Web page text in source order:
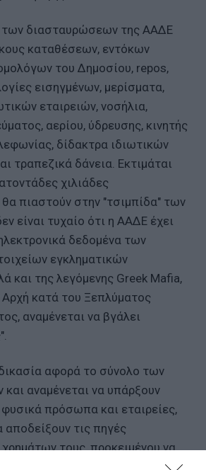
των διασταυρώσεων της ΑΑΔΕ
καταθέσεων, εντόκων
του Δημοσίου, repos,
εισηγμένων, μερίσματα,
εταιρειών, νοσήλια,
αερίου, ύδρευσης, κινητής
δίδακτρα ιδιωτικών
τραπεζικά δάνεια. Εκτιμάται
χιλιάδες
πιαστούν στην "τσιμπίδα" των
είναι τυχαίο ότι η ΑΑΔΕ έχει
δεδομένα των
εγκληματικών
και της λεγόμενης Greek Mafia,
Αρχή κατά του Ξεπλύματος
αναμένεται να βγάλει
αφορά το σύνολο των
αναμένεται να υπάρξουν
πρόσωπα και εταιρείες,
τις πηγές
τους, προκειμένου να